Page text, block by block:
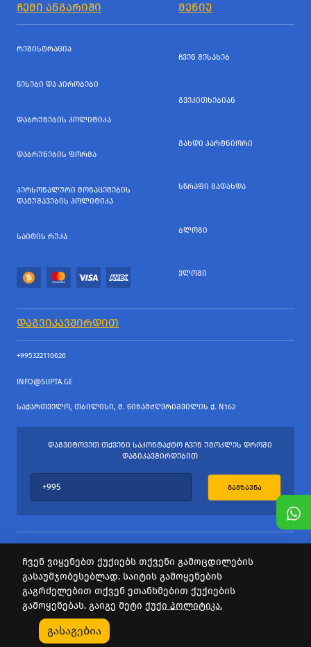
Კატეგორიები Აქციები
ᲩᲔᲛᲘ ᲐᲜᲒᲐᲠᲘᲨᲘ ᲛᲔᲜᲘᲣ
ᲠᲔᲒᲘᲡᲢᲠᲐᲪᲘᲐ
ᲬᲔᲡᲔᲑᲘ ᲓᲐ ᲞᲘᲠᲝᲑᲔᲑᲘ
ᲓᲐᲑᲠᲣᲜᲔᲑᲘᲡ ᲞᲝᲚᲘᲢᲘᲙᲐ
ᲓᲐᲑᲠᲣᲜᲔᲑᲘᲡ ᲤᲝᲠᲛᲐ
ᲞᲔᲠᲡᲝᲜᲐᲚᲣᲠᲘ ᲛᲝᲜᲐᲪᲔᲛᲔᲑᲘᲡ
ᲓᲐᲛᲣᲨᲐᲕᲔᲑᲘᲡ ᲞᲝᲚᲘᲢᲘᲙᲐ
ᲡᲐᲘᲢᲘᲡ ᲠᲣᲙᲐ
ᲩᲕᲔᲜ ᲨᲔᲡᲐᲮᲔᲑ
ᲒᲕᲔᲙᲘᲗᲮᲔᲑᲘᲐᲜ
ᲒᲐᲮᲓᲘ ᲞᲐᲠᲢᲜᲘᲝᲠᲘ
ᲡᲬᲠᲐᲤᲘ ᲒᲐᲓᲐᲮᲓᲐ
ᲑᲚᲝᲒᲘ
ᲕᲚᲝᲒᲘ
ᲓᲐᲒᲕᲘᲙᲐᲕᲨᲘᲠᲓᲘᲗ
+995322110626
INFO@SUPTA.GE
ᲡᲐᲥᲐᲠᲗᲕᲔᲚᲝ, ᲗᲑᲘᲚᲘᲡᲘ, Მ. ᲬᲘᲜᲐᲛᲫᲦᲕᲠᲘᲨᲕᲘᲚᲘᲡ Ქ. N162
ᲓᲐᲒᲕᲘᲢᲝᲕᲔᲗ ᲗᲥᲕᲔᲜᲘ ᲡᲐᲙᲝᲜᲢᲐᲥᲢᲝ ᲩᲕᲔᲜ ᲣᲛᲝᲙᲚᲔᲡ ᲓᲠᲝᲨᲘ
ᲓᲐᲒᲘᲙᲐᲕᲨᲘᲠᲓᲔᲑᲘᲗ
ᲒᲐᲒᲖᲐᲕᲜᲐ
ყველა უფლება დაცულია
საიტის პროვაიდერი Webdoors.ge
ჩვენ ვიყენებთ ქუქიებს თქვენი გამოცდილების
გასაუმჯობესებლად. საიტის გამოყენების
გაგრძელებით თქვენ ეთანხმებით ქუქიების
გამოყენებას. გაიგე მეტი ქუქი პოლიტიკა.
გასაგებია